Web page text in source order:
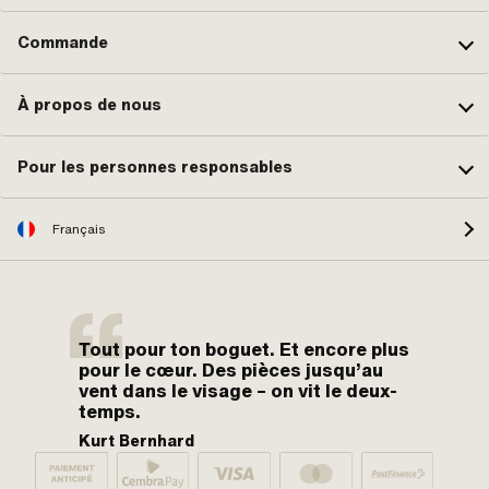
Commande
À propos de nous
Pour les personnes responsables
Français
Tout pour ton boguet. Et encore plus
pour le cœur. Des pièces jusqu’au
vent dans le visage – on vit le deux-
temps.
Kurt Bernhard